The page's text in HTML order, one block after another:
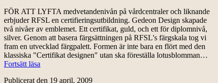
FÖR ATT LYFTA medvetandenivån på vårdcentraler och liknande
erbjuder RFSL en certifieringsutbildning. Gedeon Design skapade
två nivåer av emblemet. Ett certifikat, guld, och ett för diplomnivå,
silver. Genom att basera färgsättningen på RFSL's färgskala tog vi
fram en utvecklad färgpalett. Formen är inte bara en flört med den
klassiska "Certifikat designen" utan ska föreställa lotusblomman…
Fortsätt läsa
Publicerat den 19 april, 2009